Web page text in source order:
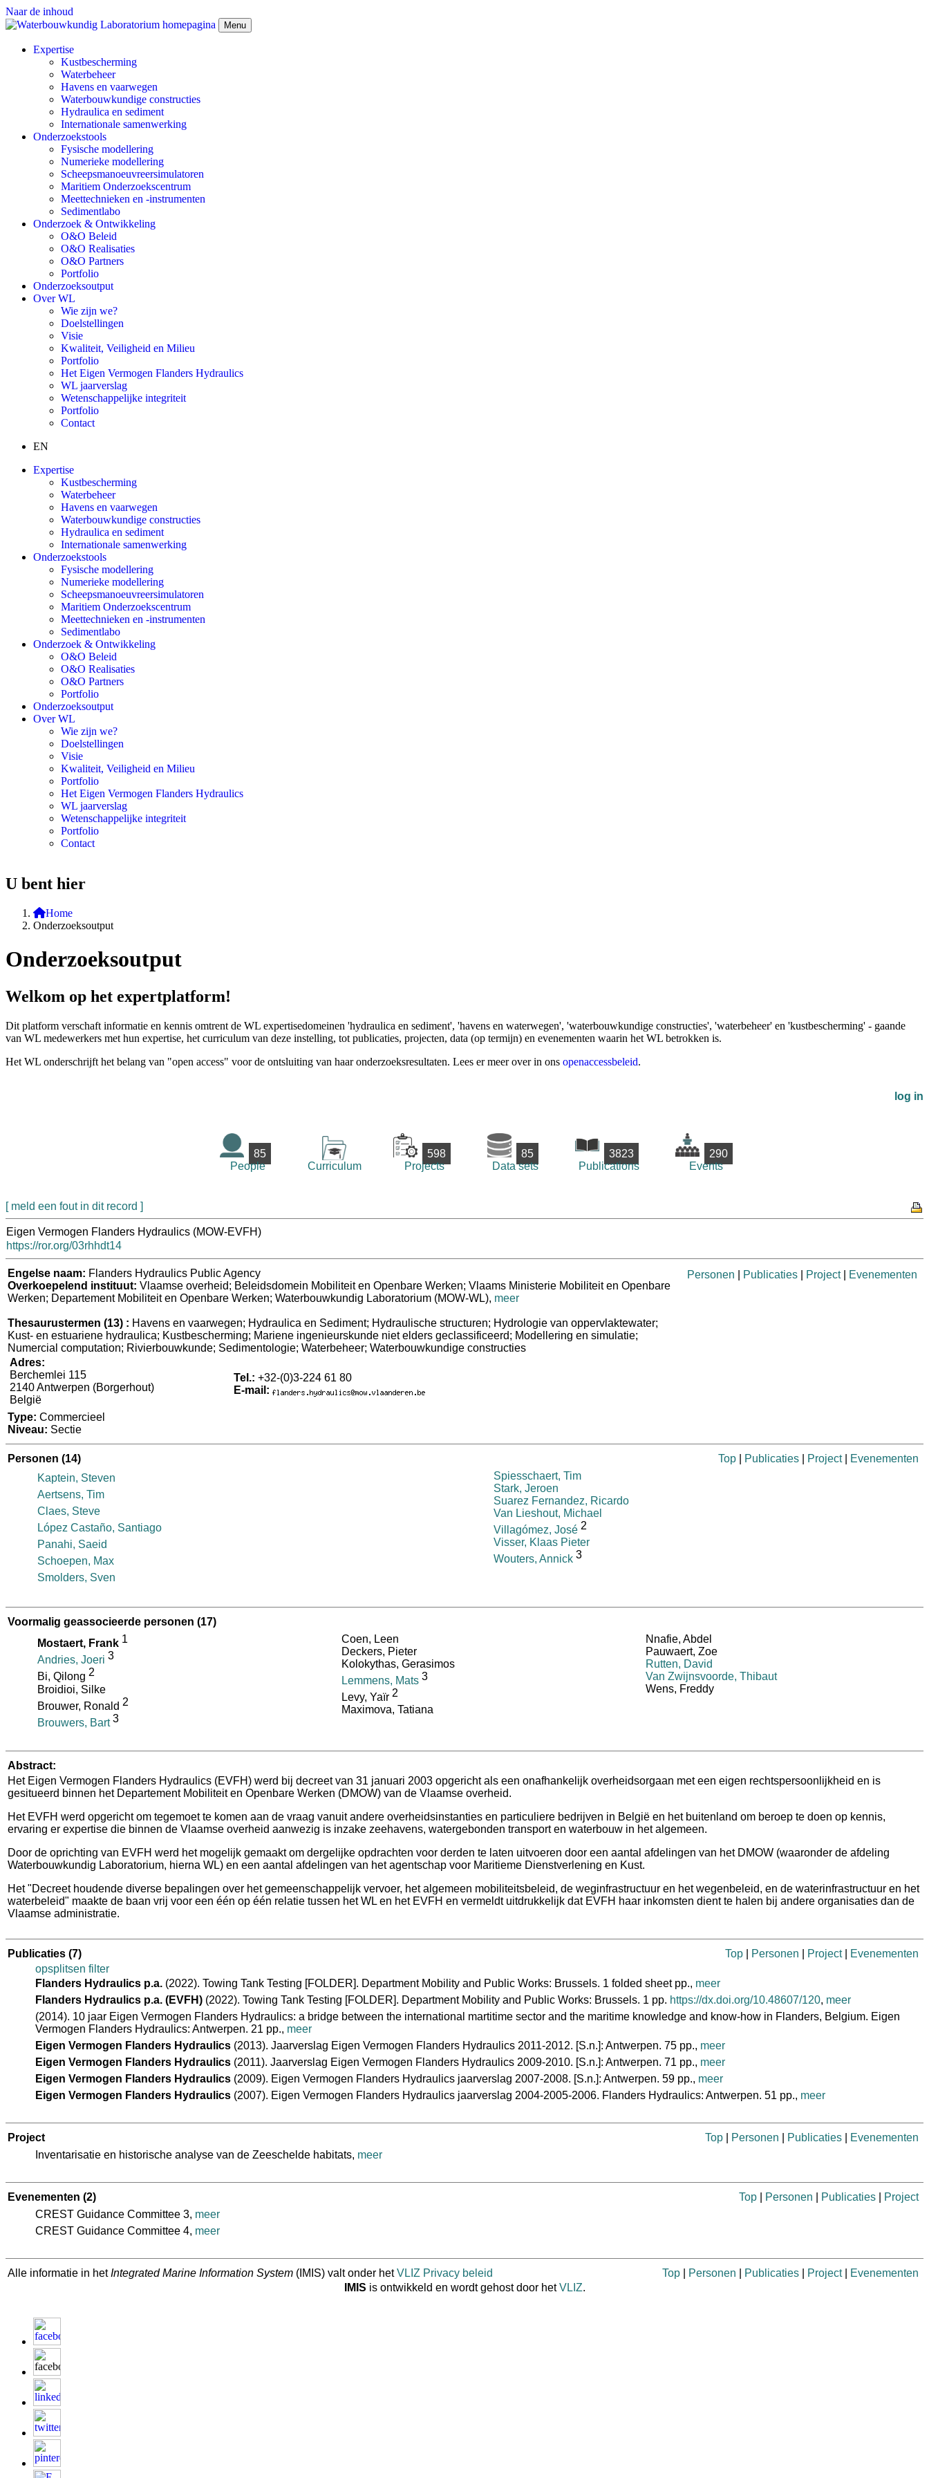
Naar de inhoud
Menu
Expertise
Kustbescherming
Waterbeheer
Havens en vaarwegen
Waterbouwkundige constructies
Hydraulica en sediment
Internationale samenwerking
Onderzoekstools
Fysische modellering
Numerieke modellering
Scheepsmanoeuvreersimulatoren
Maritiem Onderzoekscentrum
Meettechnieken en -instrumenten
Sedimentlabo
Onderzoek & Ontwikkeling
O&O Beleid
O&O Realisaties
O&O Partners
Portfolio
Onderzoeksoutput
Over WL
Wie zijn we?
Doelstellingen
Visie
Kwaliteit, Veiligheid en Milieu
Portfolio
Het Eigen Vermogen Flanders Hydraulics
WL jaarverslag
Wetenschappelijke integriteit
Portfolio
Contact
EN
Expertise
Kustbescherming
Waterbeheer
Havens en vaarwegen
Waterbouwkundige constructies
Hydraulica en sediment
Internationale samenwerking
Onderzoekstools
Fysische modellering
Numerieke modellering
Scheepsmanoeuvreersimulatoren
Maritiem Onderzoekscentrum
Meettechnieken en -instrumenten
Sedimentlabo
Onderzoek & Ontwikkeling
O&O Beleid
O&O Realisaties
O&O Partners
Portfolio
Onderzoeksoutput
Over WL
Wie zijn we?
Doelstellingen
Visie
Kwaliteit, Veiligheid en Milieu
Portfolio
Het Eigen Vermogen Flanders Hydraulics
WL jaarverslag
Wetenschappelijke integriteit
Portfolio
Contact
U bent hier
Home
Onderzoeksoutput
Onderzoeksoutput
Welkom op het expertplatform!
Dit platform verschaft informatie en kennis omtrent de WL expertisedomeinen 'hydraulica en sediment', 'havens en waterwegen', 'waterbouwkundige constructies', 'waterbeheer' en 'kustbescherming' - gaande
van WL medewerkers met hun expertise, het curriculum van deze instelling, tot publicaties, projecten, data (op termijn) en evenementen waarin het WL betrokken is.
Het WL onderschrijft het belang van "open access" voor de ontsluiting van haar onderzoeksresultaten. Lees er meer over in ons openaccessbeleid.
log in
85
People
Curriculum
598
Projects
85
Data sets
3823
Publications
290
Events
[ meld een fout in dit record ]
Eigen Vermogen Flanders Hydraulics (MOW-EVFH)
https://ror.org/03rhhdt14
Engelse naam: Flanders Hydraulics Public Agency
Overkoepelend instituut: Vlaamse overheid; Beleidsdomein Mobiliteit en Openbare Werken; Vlaams Ministerie Mobiliteit en Openbare
Werken; Departement Mobiliteit en Openbare Werken; Waterbouwkundig Laboratorium (MOW-WL), meer
Thesaurustermen (13) : Havens en vaarwegen; Hydraulica en Sediment; Hydraulische structuren; Hydrologie van oppervlaktewater;
Kust- en estuariene hydraulica; Kustbescherming; Mariene ingenieurskunde niet elders geclassificeerd; Modellering en simulatie;
Numercial computation; Rivierbouwkunde; Sedimentologie; Waterbeheer; Waterbouwkundige constructies
Adres:
Berchemlei 115
2140 Antwerpen (Borgerhout)
België
Tel.: +32-(0)3-224 61 80
E-mail:
Personen Publicaties Project| Evenementen
Type: Commercieel
Niveau: Sectie
Personen (14) Top Publicaties Project|
Evenementen
Kaptein, Steven
Aertsens, Tim
Claes, Steve
López Castaño, Santiago
Panahi, Saeid
Schoepen, Max
Smolders, Sven
Spiesschaert, Tim
Stark, Jeroen
Suarez Fernandez, Ricardo
Van Lieshout, Michael
Villagómez, José 2
Visser, Klaas Pieter
Wouters, Annick 3
Voormalig geassocieerde personen (17)
Mostaert, Frank 1
Andries, Joeri 3
Bi, Qilong 2
Broidioi, Silke
Brouwer, Ronald 2
Brouwers, Bart 3
Coen, Leen
Deckers, Pieter
Kolokythas, Gerasimos
Lemmens, Mats 3
Levy, Yaïr 2
Maximova, Tatiana
Nnafie, Abdel
Pauwaert, Zoe
Rutten, David
Van Zwijnsvoorde, Thibaut
Wens, Freddy
Abstract:
Het Eigen Vermogen Flanders Hydraulics (EVFH) werd bij decreet van 31 januari 2003 opgericht als een onafhankelijk overheidsorgaan met een eigen rechtspersoonlijkheid en is
gesitueerd binnen het Departement Mobiliteit en Openbare Werken (DMOW) van de Vlaamse overheid.
Het EVFH werd opgericht om tegemoet te komen aan de vraag vanuit andere overheidsinstanties en particuliere bedrijven in België en het buitenland om beroep te doen op kennis,
ervaring er expertise die binnen de Vlaamse overheid aanwezig is inzake zeehavens, watergebonden transport en waterbouw in het algemeen.
Door de oprichting van EVFH werd het mogelijk gemaakt om dergelijke opdrachten voor derden te laten uitvoeren door een aantal afdelingen van het DMOW (waaronder de afdeling
Waterbouwkundig Laboratorium, hierna WL) en een aantal afdelingen van het agentschap voor Maritieme Dienstverlening en Kust.
Het "Decreet houdende diverse bepalingen over het gemeenschappelijk vervoer, het algemeen mobiliteitsbeleid, de weginfrastructuur en het wegenbeleid, en de waterinfrastructuur en het
waterbeleid" maakte de baan vrij voor een één op één relatie tussen het WL en het EVFH en vermeldt uitdrukkelijk dat EVFH haar inkomsten dient te halen bij andere organisaties dan de
Vlaamse administratie.
Publicaties (7) Top Personen Project|
Evenementen
opsplitsen filter
Flanders Hydraulics p.a. (2022). Towing Tank Testing [FOLDER]. Department Mobility and Public Works: Brussels. 1 folded sheet pp., meer
Flanders Hydraulics p.a. (EVFH) (2022). Towing Tank Testing [FOLDER]. Department Mobility and Public Works: Brussels. 1 pp. https://dx.doi.org/10.48607/120, meer
(2014). 10 jaar Eigen Vermogen Flanders Hydraulics: a bridge between the international martitime sector and the maritime knowledge and know-how in Flanders, Belgium. Eigen
Vermogen Flanders Hydraulics: Antwerpen. 21 pp., meer
Eigen Vermogen Flanders Hydraulics (2013). Jaarverslag Eigen Vermogen Flanders Hydraulics 2011-2012. [S.n.]: Antwerpen. 75 pp., meer
Eigen Vermogen Flanders Hydraulics (2011). Jaarverslag Eigen Vermogen Flanders Hydraulics 2009-2010. [S.n.]: Antwerpen. 71 pp., meer
Eigen Vermogen Flanders Hydraulics (2009). Eigen Vermogen Flanders Hydraulics jaarverslag 2007-2008. [S.n.]: Antwerpen. 59 pp., meer
Eigen Vermogen Flanders Hydraulics (2007). Eigen Vermogen Flanders Hydraulics jaarverslag 2004-2005-2006. Flanders Hydraulics: Antwerpen. 51 pp., meer
Project Top Personen Publicaties
Evenementen
Inventarisatie en historische analyse van de Zeeschelde habitats, meer
Evenementen (2) Top Personen Publicaties
Project
CREST Guidance Committee 3, meer
CREST Guidance Committee 4, meer
Alle informatie in hetIntegrated Marine Information System (IMIS) valt onder hetVLIZ Privacy beleid Top Personen Publicaties Project|
Evenementen
IMIS is ontwikkeld en wordt gehost door hetVLIZ.